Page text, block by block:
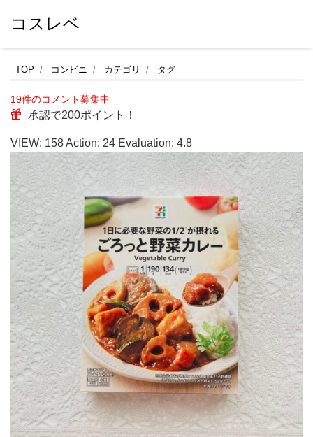
コスレベ
セ
ブ
ン
レ
ブ
ン
で
気
に
な
る
レ
ト
ル
ト
カ
レ
TOP コンビニ カテゴリ タグ
19件のコメント募集中
承認で200ポイント！
VIEW: 158Action: 24 Evaluation: 4.8